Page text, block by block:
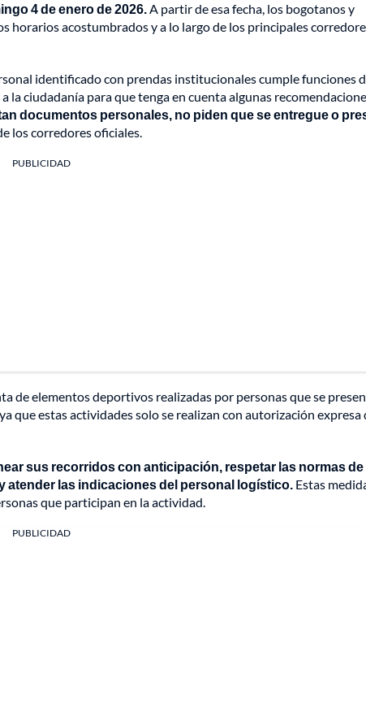
4 de enero de 2026.A partir de esa fecha, los bogotanos y
horarios acostumbrados y a lo largo de los principales
identificado con prendas institucionales cumple funciones
ciudadanía para que tenga en cuenta algunas
documentos personales, no piden que se entregue o
los corredores oficiales.
PUBLICIDAD
de elementos deportivos realizadas por personas que se
que estas actividades solo se realizan con autorización expresa
sus recorridos con anticipación, respetar las normas de
atender las indicaciones del personal logístico. Estas
que participan en la actividad.
PUBLICIDAD